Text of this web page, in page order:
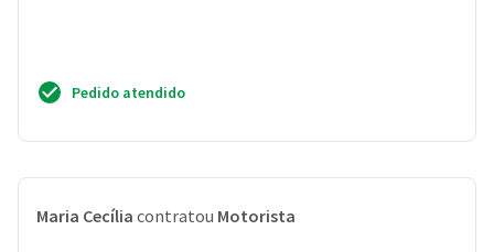
Pedido atendido
Maria Cecília contratou Motorista